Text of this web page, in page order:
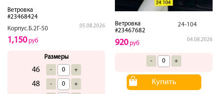
Ветровка
#23468424
Корпус.Б.2Г-50
05.08.2026
1,150руб
Размеры
46 - +
48 - +
Ветровка
#23467682
24-104
04.08.2026
920руб
- +
Купить